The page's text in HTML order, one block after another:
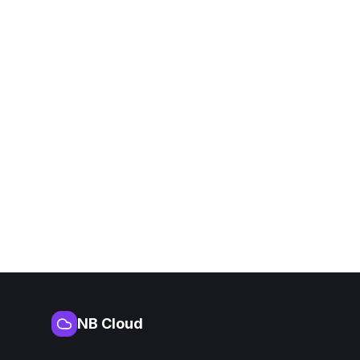
NB Cloud